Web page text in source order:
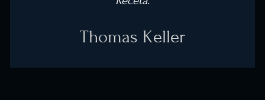
Thomas Keller